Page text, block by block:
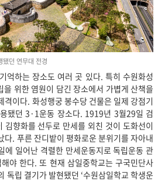
던 연무대 전경
억하는 장소도 여러 곳 있다. 특히 수원화성
위한 염원이 담긴 장소에서 가볍게 산책을
격이다. 화성행궁 봉수당 건물은 일제 강점기
됐던 3·1운동 장소다. 1919년 3월29일 검
향화를 선두로 만세를 외친 것이 도화선이
다. 푸른 잔디밭이 평화로운 분위기를 자아내
에 일어난 격렬한 만세운동지로 독립운동 관
야 한다. 또 현재 삼일중학교는 구국민단사
독립 결기가 발현됐던 ‘수원삼일학교 학생운